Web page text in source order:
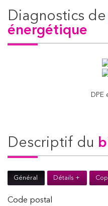
diagnostics de
énergétique
DPE
descriptif du
Général Détails +
Code postal